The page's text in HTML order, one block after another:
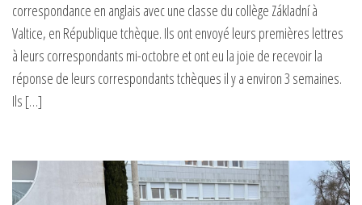
correspondance en anglais avec une classe du collège Základní à
Valtice, en République tchèque. Ils ont envoyé leurs premières lettres
à leurs correspondants mi-octobre et ont eu la joie de recevoir la
réponse de leurs correspondants tchèques il y a environ 3 semaines.
Ils […]